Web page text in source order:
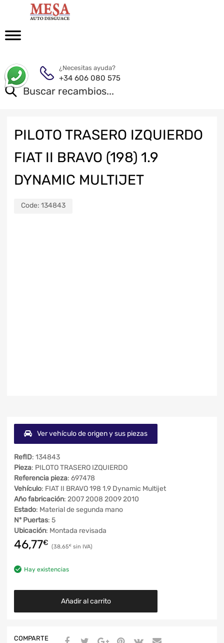
¿Necesitas ayuda?
+34 606 080 575
PILOTO TRASERO IZQUIERDO
FIAT II BRAVO (198) 1.9
DYNAMIC MULTIJET
Code: 134843
Ver vehículo de origen y sus piezas
RefID: 134843
Pieza: PILOTO TRASERO IZQUIERDO
Referencia pieza: 697478
Vehículo: FIAT II BRAVO 198 1.9 Dynamic Multijet
Año fabricación: 2007 2008 2009 2010
Estado: Material de segunda mano
Nº Puertas: 5
Ubicación: Montada revisada
46,77€ 38,65€
Hay existencias
Añadir al carrito
COMPARTE